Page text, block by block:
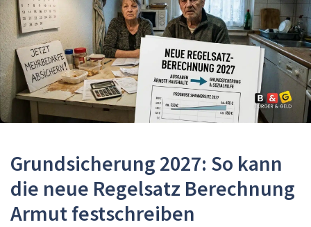
Grundsicherung 2027: So kann
die neue Regelsatz Berechnung
Armut festschreiben